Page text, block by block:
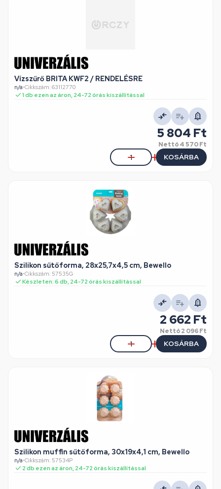
Vízszűrő BRITA KWF2 / RENDELÉSRE
n/a•Cikkszám: 63112770
1 db ezen az áron, 24-72 órás kiszállítással
5 804 Ft
Nettó4 570 Ft
KOSÁRBA
Szilikon sűtőforma, 28x25,7x4,5 cm, Bewello
n/a•Cikkszám: 57535G
Készleten: 6 db, 24-72 órás kiszállítással
2 662 Ft
Nettó2 096 Ft
KOSÁRBA
Szilikon muffin sűtőforma, 30x19x4,1 cm, Bewello
n/a•Cikkszám: 57534P
2 db ezen az áron, 24-72 órás kiszállítással